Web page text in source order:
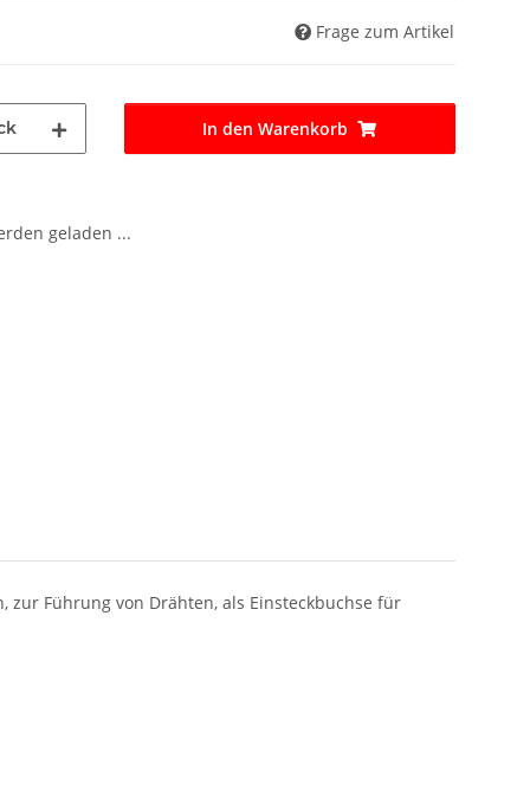
Frage zum Artikel
In den Warenkorb
geladen ...
zur Führung von Drähten, als Einsteckbuchse für